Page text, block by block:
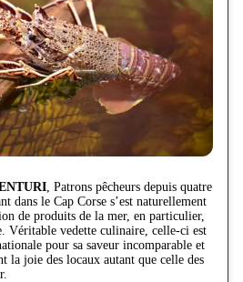
, Patrons pêcheurs depuis quatre
dans le Cap Corse s’est naturellement
de produits de la mer, en particulier,
Véritable vedette culinaire, celle-ci est
pour sa saveur incomparable et
la joie des locaux autant que celle des